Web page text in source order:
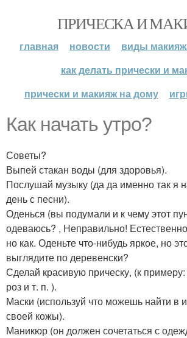
ПРИЧЕСКА И
главная новости
виды
как делать прически и
прически и макияж на дому
Как начать утро?
Советы?
Выпей стакан воды (для здоровья).
Послушай музыку (да да именно так я
день с песни).
Оденься (вы подумали и к чему этот
одеваюсь? , Неправильно!
но как. Оденьте что-нибудь яркое, но
выглядите по деревенски?
Сделай красивую прическу, (к примеру:
роз и т. п. ).
Маски (используй что можешь найти в
своей кожы).
Маникюр (он должен сочетаться с